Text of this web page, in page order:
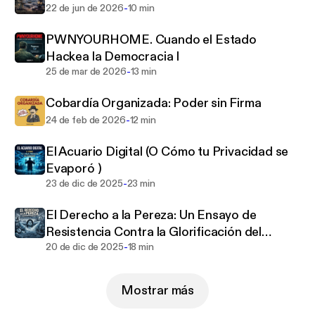
22 de jun de 2026-10 min
PWNYOURHOME. Cuando el Estado
Hackea la Democracia I
25 de mar de 2026-13 min
Cobardía Organizada: Poder sin Firma
24 de feb de 2026-12 min
El Acuario Digital (O Cómo tu Privacidad se
Evaporó )
23 de dic de 2025-23 min
El Derecho a la Pereza: Un Ensayo de
Resistencia Contra la Glorificación del
Trabajo
20 de dic de 2025-18 min
Mostrar más